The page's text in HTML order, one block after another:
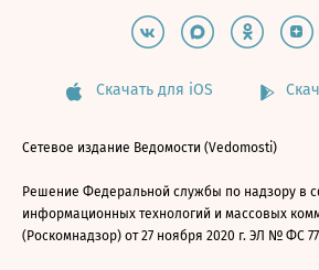
Скачать для iOS
Сетевое издание Ведомости (Vedomosti)
Решение Федеральной службы по надзору в
информационных технологий и массовых
(Роскомнадзор) от 27 ноября 2020 г. ЭЛ № ФС